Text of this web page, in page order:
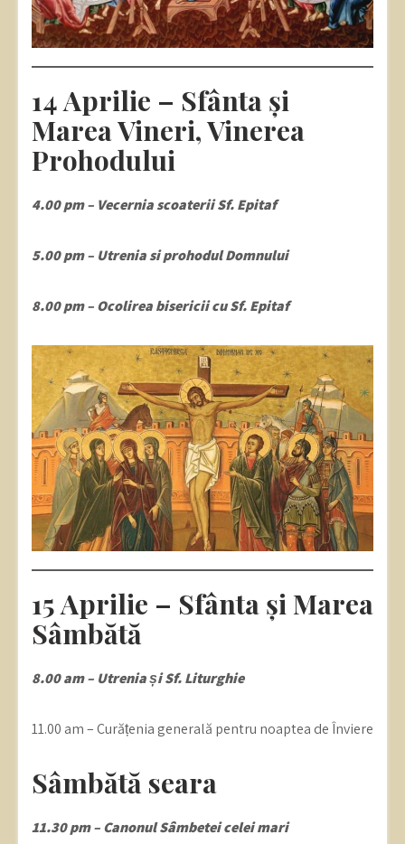
14 Aprilie – Sfânta și
Marea Vineri, Vinerea
Prohodului
4.00 pm – Vecernia scoaterii Sf. Epitaf
5.00 pm – Utrenia si prohodul Domnului
8.00 pm – Ocolirea bisericii cu Sf. Epitaf
15 Aprilie – Sfânta și Marea
Sâmbătă
8.00 am – Utrenia și Sf. Liturghie
11.00 am – Curățenia generală pentru noaptea de Înviere
Sâmbătă seara
11.30 pm – Canonul Sâmbetei celei mari